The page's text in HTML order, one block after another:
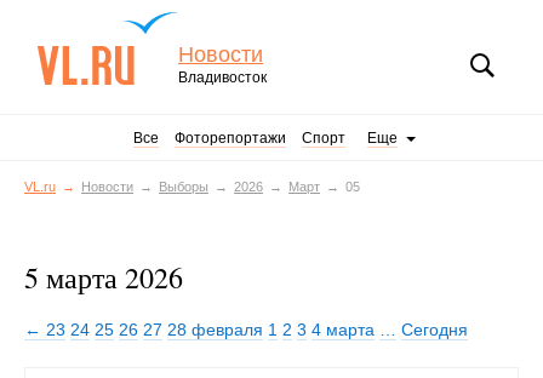
Новости
Владивосток
Все Фоторепортажи Спорт Еще
VL.ru Новости Выборы 2026 Март 05
5 марта 2026
← 23 24 25 26 27 28 февраля 1 2 3 4 марта Сегодня